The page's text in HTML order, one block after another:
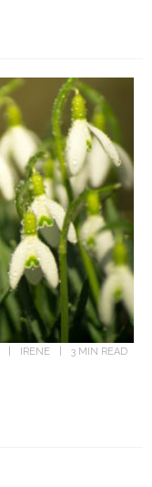
IRENE 3 MIN READ